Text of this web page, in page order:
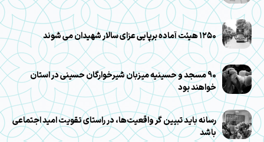
۱۲۵۰ هیئت آماده برپایی عزای سالار شهیدان می شوند
۹۰ مسجد و حسینیه میزبان شیرخوارگان حسینی در استان
خواهند بود
رسانه باید تبیین گر واقعیت‌ها، در راستای تقویت امید اجتماعی
باشد